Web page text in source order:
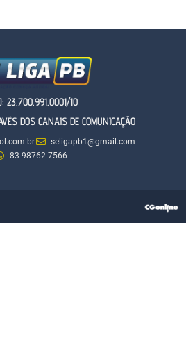
23.700.991.0001/10
DOS CANAIS DE COMUNICAÇÃO
seligapb1@gmail.com
83 98762-7566